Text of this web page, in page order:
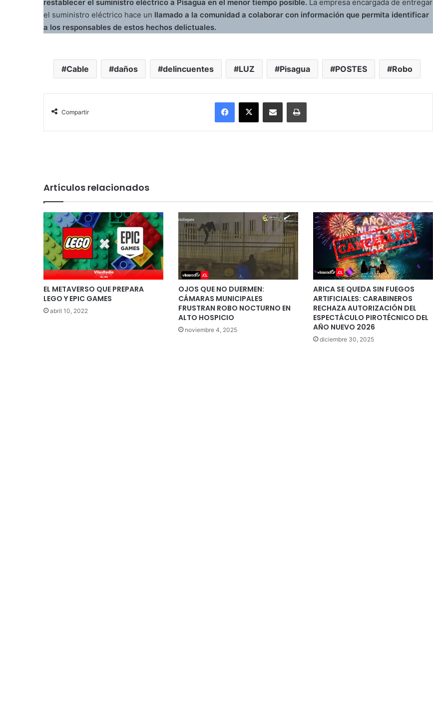
restablecer el suministro eléctrico a Pisagua en el menor tiempo posible. La empresa encargada de entregar
el suministro eléctrico hace un llamado a la comunidad a colaborar con información que permita identificar
a los responsables de estos hechos delictuales.
Cable daños delincuentes LUZ Pisagua POSTES Robo
Compartir
Facebook
X Enviar vía email Imprimir
Artículos relacionados
EL METAVERSO QUE PREPARA
LEGO Y EPIC GAMES
abril 10, 2022
OJOS QUE NO DUERMEN:
CÁMARAS MUNICIPALES
FRUSTRAN ROBO NOCTURNO EN
ALTO HOSPICIO
noviembre 4, 2025
ARICA SE QUEDA SIN FUEGOS
ARTIFICIALES: CARABINEROS
RECHAZA AUTORIZACIÓN DEL
ESPECTÁCULO PIROTÉCNICO DEL
AÑO NUEVO 2026
diciembre 30, 2025